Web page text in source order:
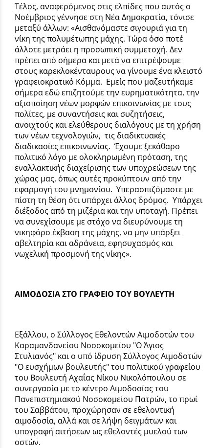
Τέλος, αναφερόμενος στις ελπίδες που αυτός ο
Νοέμβριος γέννησε στη Νέα Δημοκρατία, τόνισε
μεταξύ άλλων: «Αισθανόμαστε σιγουριά για τη
νίκη της πολυμέτωπης μάχης. Τώρα όσο ποτέ
άλλοτε μετράει η προσωπική συμμετοχή. Δεν
πρέπει από σήμερα και μετά να επιτρέψουμε
στους καρεκλοκένταυρους να γίνουμε ένα κλειστό
γραφειοκρατικό Κόμμα. Εμείς που μαζευτήκαμε
σήμερα εδώ επιζητούμε την ευρηματικότητα, την
αξιοποίηση νέων μορφών επικοινωνίας με τους
πολίτες, με συναντήσεις και συζητήσεις,
ανοιχτούς και ελεύθερους διαλόγους με τη χρήση
των νέων τεχνολογιών, τις διαδικτυακές
διαδικασίες επικοινωνίας. Έχουμε ξεκάθαρο
πολιτικό λόγο με ολοκληρωμένη πρόταση, της
εναλλακτικής διαχείρισης των υποχρεώσεων της
χώρας μας, όπως αυτές προκύπτουν από την
εφαρμογή του μνημονίου. Υπερασπιζόμαστε με
πίστη τη θέση ότι υπάρχει άλλος δρόμος. Υπάρχει
διέξοδος από τη μιζέρια και την υποταγή. Πρέπει
να συνεχίσουμε με στόχο να διευρύνουμε τη
νικηφόρο έκβαση της μάχης, να μην υπάρξει
αβελτηρία και αδράνεια, εφησυχασμός και
νωχελική προσμονή της νίκης».
ΑΙΜΟΔΟΣΙΑ ΣΤΟ ΓΡΑΦΕΙΟ ΤΟΥ ΒΟΥΛΕΥΤΗ
Εξάλλου, ο Σύλλογος Εθελοντών Αιμοδοτών του
Καραμανδανείου Νοσοκομείου "Ο Άγιος
Στυλιανός" και ο υπό ίδρυση Σύλλογος Αιμοδοτών
"Ο ευσχήμων βουλευτής" του πολιτικού γραφείου
του Βουλευτή Αχαΐας Νίκου Νικολόπουλου σε
συνεργασία με το κέντρο Αιμοδοσίας του
Πανεπιστημιακού Νοσοκομείου Πατρών, το πρωί
του Σαββάτου, προχώρησαν σε εθελοντική
αιμοδοσία, αλλά και σε λήψη δειγμάτων και
υπογραφή αιτήσεων ως εθελοντές μυελού των
οστών.